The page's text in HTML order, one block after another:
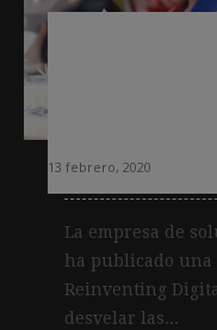
13 febrero, 2020
La empresa de
ha publicado una
Reinventing
desvelar las...